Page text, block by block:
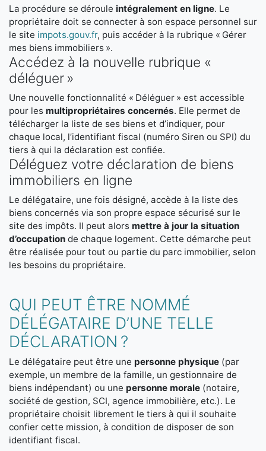
La procédure se déroule intégralement en ligne. Le
propriétaire doit se connecter à son espace personnel sur
le site impots.gouv.fr, puis accéder à la rubrique « Gérer
mes biens immobiliers ».
Accédez à la nouvelle rubrique «
déléguer »
Une nouvelle fonctionnalité « Déléguer » est accessible
pour les multipropriétaires concernés. Elle permet de
télécharger la liste de ses biens et d’indiquer, pour
chaque local, l’identifiant fiscal (numéro Siren ou SPI) du
tiers à qui la déclaration est confiée.
Déléguez votre déclaration de biens
immobiliers en ligne
Le délégataire, une fois désigné, accède à la liste des
biens concernés via son propre espace sécurisé sur le
site des impôts. Il peut alors mettre à jour la situation
d’occupation de chaque logement. Cette démarche peut
être réalisée pour tout ou partie du parc immobilier, selon
les besoins du propriétaire.
QUI PEUT ÊTRE NOMMÉ
DÉLÉGATAIRE D’UNE TELLE
DÉCLARATION ?
Le délégataire peut être une personne physique (par
exemple, un membre de la famille, un gestionnaire de
biens indépendant) ou une personne morale (notaire,
société de gestion, SCI, agence immobilière, etc.). Le
propriétaire choisit librement le tiers à qui il souhaite
confier cette mission, à condition de disposer de son
identifiant fiscal.